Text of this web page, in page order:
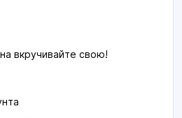
вкручивайте свою!